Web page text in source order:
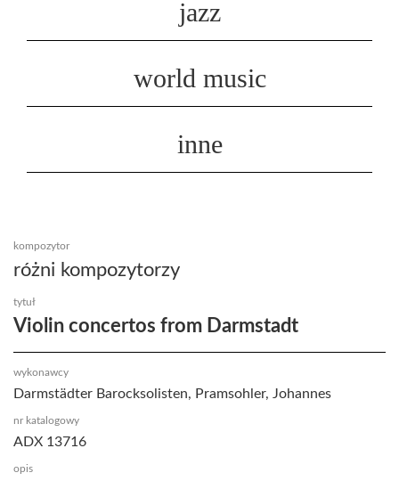
jazz
world music
inne
kompozytor
różni kompozytorzy
tytuł
Violin concertos from Darmstadt
wykonawcy
Darmstädter Barocksolisten, Pramsohler, Johannes
nr katalogowy
ADX 13716
opis